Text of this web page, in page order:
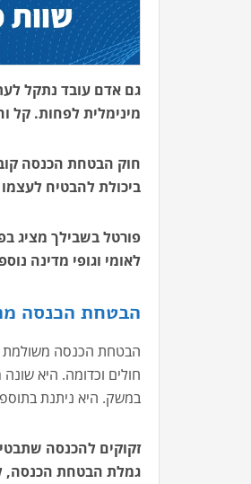
גם אדם עובד נתקל
מינימלית לפחות. קל
חוק הבטחת הכנסה
ביכולת להבטיח
פורטל בשבילך מציג
לאומי וגופי מדינה
הבטחת הכנסה
הבטחת הכנסה משולמת
חולים וכדומה. היא
במשק. היא ניתנת
זקוקים להכנסה
גמלת הבטחת הכנסה,